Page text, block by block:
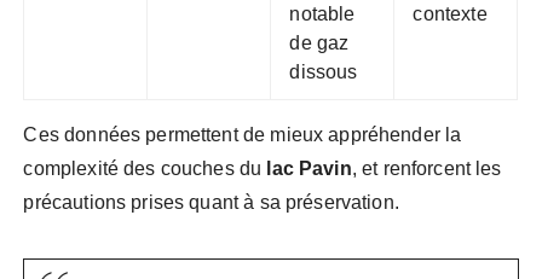
notable
de gaz
dissous
contexte
Ces données permettent de mieux appréhender la
complexité des couches du lac Pavin, et renforcent les
précautions prises quant à sa préservation.